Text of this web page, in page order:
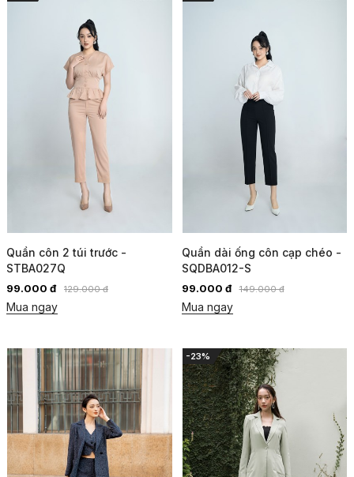
Quần côn 2 túi trước -
STBA027Q
99.000 đ 129.000 đ
Mua ngay
Quần dài ống côn cạp chéo -
SQDBA012-S
99.000 đ 149.000 đ
Mua ngay
-23%